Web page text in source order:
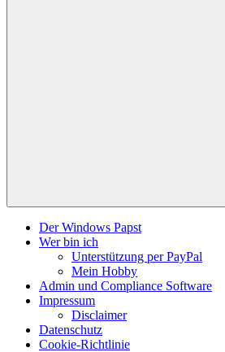
Der Windows Papst
Wer bin ich
Unterstützung per PayPal
Mein Hobby
Admin und Compliance Software
Impressum
Disclaimer
Datenschutz
Cookie-Richtlinie